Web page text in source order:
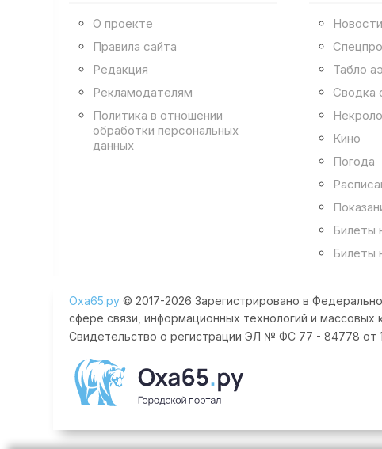
О проекте
Правила сайта
Редакция
Рекламодателям
Политика в отношении
обработки персональных
данных
Новости
Табло
Сводка
Кино
Погода
Билеты
Билеты
Оха65.ру © 2017-2026 Зарегистрировано в
сфере связи, информационных технологий и массовых
Свидетельство о регистрации ЭЛ № ФС 77 - 84778 от